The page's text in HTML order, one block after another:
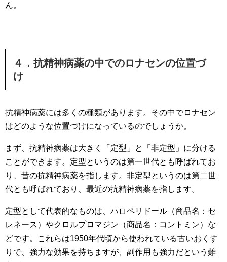
ん。
４．抗精神病薬の中でのロナセンの位置づ
け
抗精神病薬には多くの種類があります。その中でロナセン
はどのような位置づけになっているのでしょうか。
まず、抗精神病薬は大きく「定型」と「非定型」に分ける
ことができます。定型というのは第一世代とも呼ばれてお
り、昔の抗精神病薬を指します。非定型というのは第二世
代とも呼ばれており、最近の抗精神病薬を指します。
定型として代表的なものは、ハロペリドール（商品名：セ
レネース）やクロルプロマジン（商品名：コントミン）な
どです。これらは1950年代頃から使われている古いおくす
りで、強力な効果を持ちますが、副作用も強力だという難